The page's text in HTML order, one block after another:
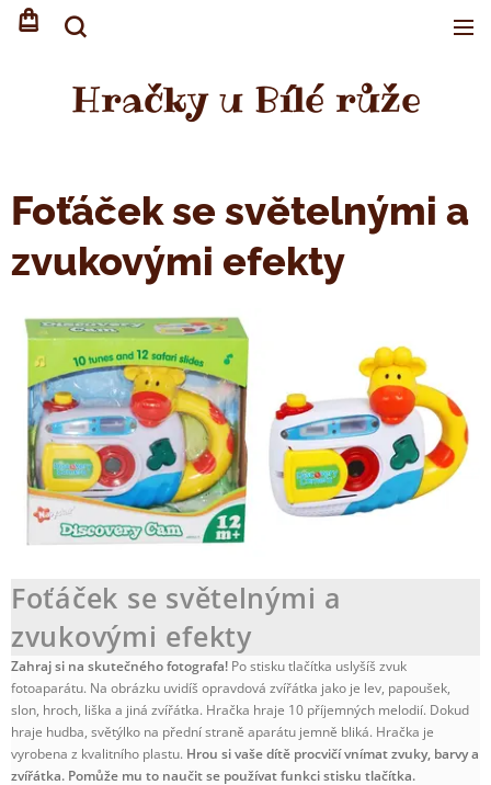
Hračky u Bílé růže
Foťáček se světelnými a
zvukovými efekty
Foťáček se světelnými a
zvukovými efekty
Zahraj si na skutečného fotografa! Po stisku tlačítka uslyšíš zvuk
fotoaparátu. Na obrázku uvidíš opravdová zvířátka jako je lev, papoušek,
slon, hroch, liška a jiná zvířátka. Hračka hraje 10 příjemných melodií. Dokud
hraje hudba, světýlko na přední straně aparátu jemně bliká. Hračka je
vyrobena z kvalitního plastu. Hrou si vaše dítě procvičí vnímat zvuky, barvy a
zvířátka. Pomůže mu to naučit se používat funkci stisku tlačítka.